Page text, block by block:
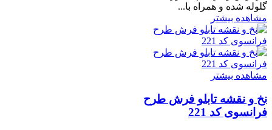
گلوله شده و همراه با...
مشاهده بیشتر
مشاهده بیشتر
نخ و نقشه تابلو فرش طرح
فرانسوی کد 221